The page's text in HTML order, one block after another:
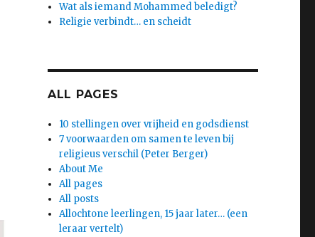
Wat als iemand Mohammed beledigt?
Religie verbindt… en scheidt
ALL PAGES
10 stellingen over vrijheid en godsdienst
7 voorwaarden om samen te leven bij
religieus verschil (Peter Berger)
About Me
All pages
All posts
Allochtone leerlingen, 15 jaar later… (een
leraar vertelt)